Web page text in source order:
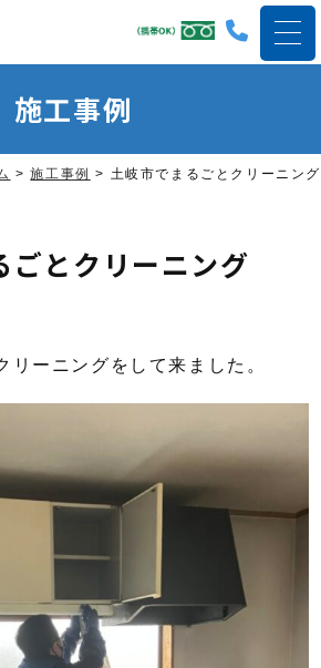
施工事例
>施工事例 > 土岐市でまるごとクリーニング
ごとクリーニング
リーニングをして来ました。